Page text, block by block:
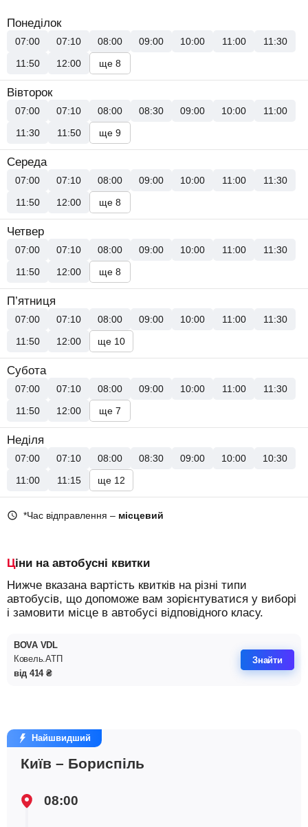
Понеділок
07:00 07:10 08:00 09:00 10:00 11:00
11:30
11:50
12:00 ще 8
Вівторок
07:00 07:10 08:00 08:30 09:00 10:00
11:00
11:30
11:50 ще 9
Середа
07:00 07:10 08:00 09:00 10:00 11:00
11:30
11:50
12:00 ще 8
Четвер
07:00 07:10 08:00 09:00 10:00 11:00
11:30
11:50
12:00 ще 8
П’ятниця
07:00 07:10 08:00 09:00 10:00 11:00
11:30
11:50
12:00 ще 10
Субота
07:00 07:10 08:00 09:00 10:00 11:00
11:30
11:50
12:00 ще 7
Неділя
07:00 07:10 08:00 08:30 09:00 10:00
10:30
11:00
11:15 ще 12
*Час відправлення – місцевий
Ціни на автобусні квитки
Нижче вказана вартість квитків на різні типи
автобусів, що допоможе вам зорієнтуватися у виборі
і замовити місце в автобусі відповідного класу.
BOVA VDL
Ковель.АТП
від 414 ₴
Знайти
Найшвидший
Київ – Бориспіль
08:00